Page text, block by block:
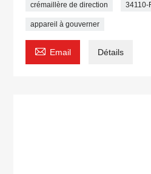
crémaillère de direction 34110-
appareil à gouverner
 Email Détails